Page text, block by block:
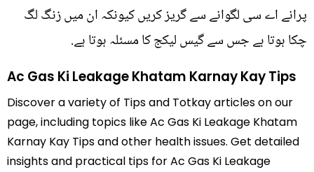
پرانے اے سی لگوانے سے گریز کریں کیونکہ ان میں زنگ لگ
چکا ہوتا ہے جس سے گیس لیکج کا مسئلہ ہوتا ہے.
Ac Gas Ki Leakage Khatam Karnay Kay Tips
Discover a variety of Tips and Totkay articles on our
page, including topics like Ac Gas Ki Leakage Khatam
Karnay Kay Tips and other health issues. Get detailed
insights and practical tips for Ac Gas Ki Leakage